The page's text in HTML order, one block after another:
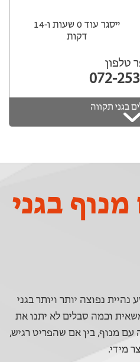
ייסגר עוד 0 שעות ‫ו-14
דקות
טלפון
072-
בגני תקווה
בגני
נפוצה יותר ויותר בגני
וכמה סבלים לא יתנו את
מנוף, בין אם שהפריט רגיש,
מידי.